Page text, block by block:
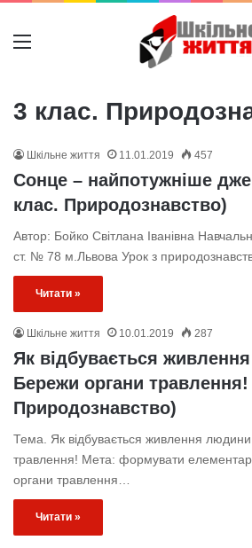
Меню
3 клас.
Шкільне життя 11.01.2019 457
Cонце – найпотужніше
клас. Природознавство)
Автор: Бойко Світлана Іванівна
ст. № 78 м.Львова Урок з
Читати »
Шкільне життя 10.01.2019 287
Як відбувається
Бережи органи травлення!
Природознавство)
Тема. Як відбувається живлення
травлення! Мета: формувати
органи травлення…
Читати »